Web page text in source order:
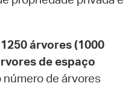
árvores (1000
de espaço
número de árvores